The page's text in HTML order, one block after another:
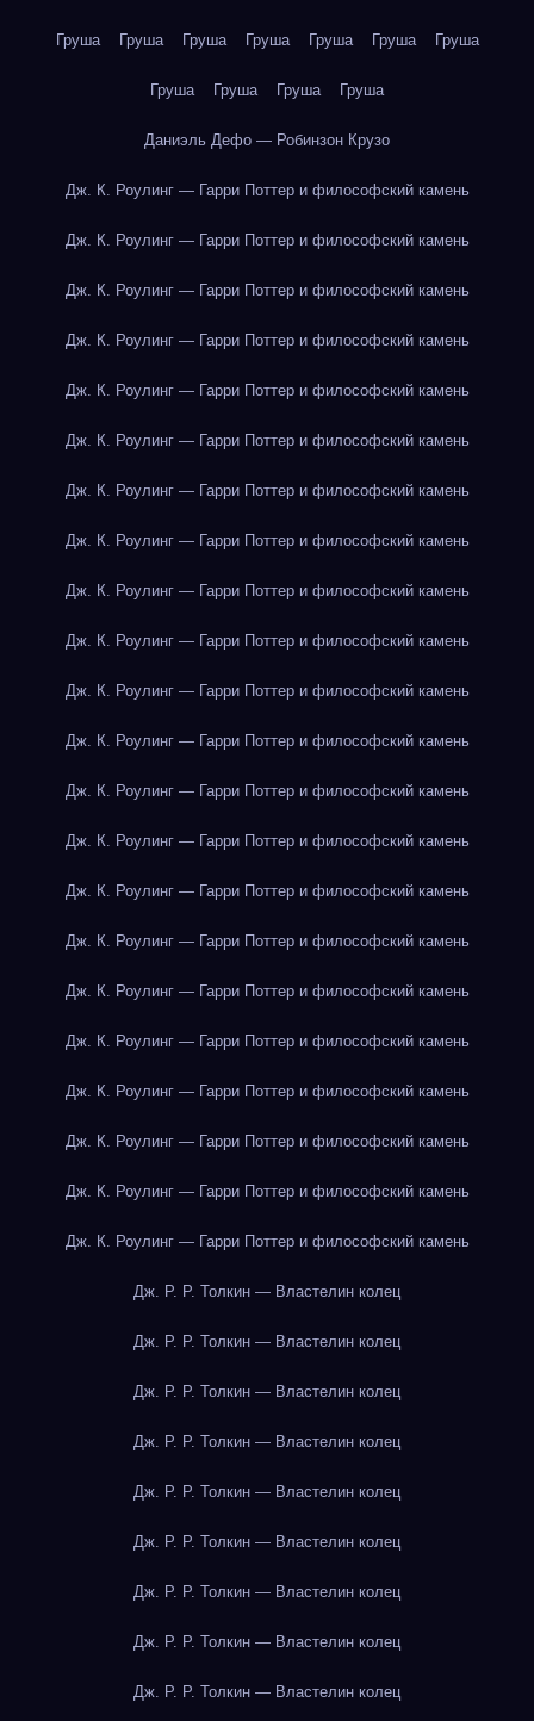
Груша Груша Груша Груша Груша Груша Груша
Груша Груша Груша Груша
Даниэль Дефо — Робинзон Крузо
Дж. К. Роулинг — Гарри Поттер и философский камень
Дж. К. Роулинг — Гарри Поттер и философский камень
Дж. К. Роулинг — Гарри Поттер и философский камень
Дж. К. Роулинг — Гарри Поттер и философский камень
Дж. К. Роулинг — Гарри Поттер и философский камень
Дж. К. Роулинг — Гарри Поттер и философский камень
Дж. К. Роулинг — Гарри Поттер и философский камень
Дж. К. Роулинг — Гарри Поттер и философский камень
Дж. К. Роулинг — Гарри Поттер и философский камень
Дж. К. Роулинг — Гарри Поттер и философский камень
Дж. К. Роулинг — Гарри Поттер и философский камень
Дж. К. Роулинг — Гарри Поттер и философский камень
Дж. К. Роулинг — Гарри Поттер и философский камень
Дж. К. Роулинг — Гарри Поттер и философский камень
Дж. К. Роулинг — Гарри Поттер и философский камень
Дж. К. Роулинг — Гарри Поттер и философский камень
Дж. К. Роулинг — Гарри Поттер и философский камень
Дж. К. Роулинг — Гарри Поттер и философский камень
Дж. К. Роулинг — Гарри Поттер и философский камень
Дж. К. Роулинг — Гарри Поттер и философский камень
Дж. К. Роулинг — Гарри Поттер и философский камень
Дж. К. Роулинг — Гарри Поттер и философский камень
Дж. Р. Р. Толкин — Властелин колец
Дж. Р. Р. Толкин — Властелин колец
Дж. Р. Р. Толкин — Властелин колец
Дж. Р. Р. Толкин — Властелин колец
Дж. Р. Р. Толкин — Властелин колец
Дж. Р. Р. Толкин — Властелин колец
Дж. Р. Р. Толкин — Властелин колец
Дж. Р. Р. Толкин — Властелин колец
Дж. Р. Р. Толкин — Властелин колец